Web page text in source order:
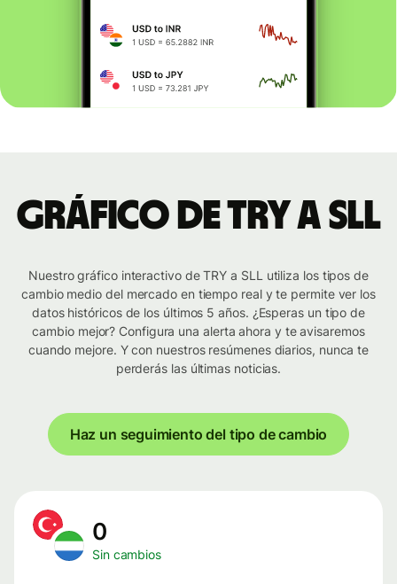
Gráfico de TRY a SLL
Nuestro gráfico interactivo de TRY a SLL utiliza los tipos de
cambio medio del mercado en tiempo real y te permite ver los
datos históricos de los últimos 5 años. ¿Esperas un tipo de
cambio mejor? Configura una alerta ahora y te avisaremos
cuando mejore. Y con nuestros resúmenes diarios, nunca te
perderás las últimas noticias.
Haz un seguimiento del tipo de cambio
0
Sin cambios